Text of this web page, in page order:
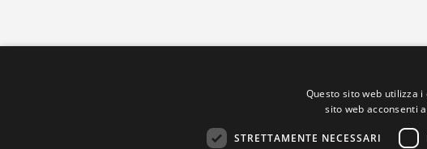
Questo sito web utilizza
sito web acconsenti
STRETTAMENTE NECESSARI